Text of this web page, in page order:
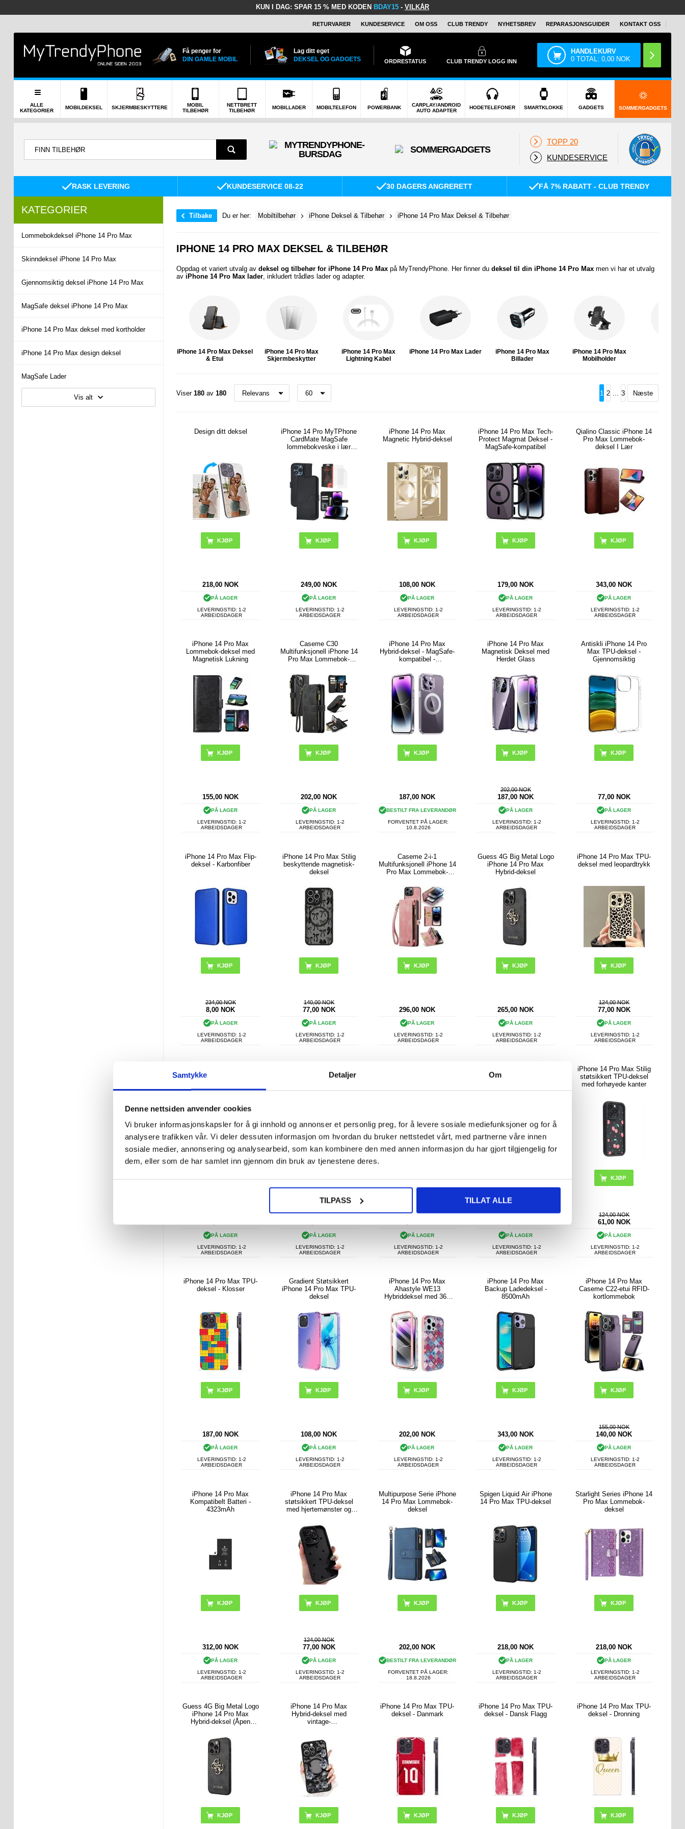
Samtykke Detaljer Om
Denne nettsiden anvender cookies
Vi bruker informasjonskapsler for å gi innhold og annonser et personlig preg, for å levere sosiale mediefunksjoner og for å
analysere trafikken vår. Vi deler dessuten informasjon om hvordan du bruker nettstedet vårt, med partnerne våre innen
sosiale medier, annonsering og analysearbeid, som kan kombinere den med annen informasjon du har gjort tilgjengelig for
dem, eller som de har samlet inn gjennom din bruk av tjenestene deres.
TILPASS TILLAT ALLE
KUN I DAG: SPAR 15 % MED KODEN BDAY15 - VILKÅR
RETURVARER KUNDESERVICE OM OSS CLUB TRENDY NYHETSBREV REPARASJONSGUIDER KONTAKT OSS
Få penger for
DIN GAMLE MOBIL
Lag ditt eget
DEKSEL OG GADGETS
ORDRESTATUS CLUB TRENDYLOGG INN
HANDLEKURV
0 TOTAL:0,00 NOK
ALLE
KATEGORIER
MOBILDEKSEL SKJERMBESKYTTERE
MOBIL
TILBEHØR
NETTBRETT
TILBEHØR
MOBILLADER MOBILTELEFON POWERBANK
CARPLAY/ANDROID
AUTO ADAPTER
HODETELEFONER SMARTKLOKKE GADGETS SOMMERGADGETS
TOPP 20
KUNDESERVICE
RASK LEVERING KUNDESERVICE 08-22 30 DAGERS ANGRERETT FÅ 7% RABATT - CLUB TRENDY
KATEGORIER
Lommebokdeksel iPhone 14 Pro Max
Skinndeksel iPhone 14 Pro Max
Gjennomsiktig deksel iPhone 14 Pro Max
MagSafe deksel iPhone 14 Pro Max
iPhone 14 Pro Max deksel med kortholder
iPhone 14 Pro Max design deksel
MagSafe Lader
Vis alt
Tilbake Du er her: Mobiltilbehør iPhone Deksel & Tilbehør iPhone 14 Pro Max Deksel & Tilbehør
IPHONE 14 PRO MAX DEKSEL & TILBEHØR
Oppdag et variert utvalg av deksel og tilbehør for iPhone 14 Pro Maxpå MyTrendyPhone. Her finnerdu deksel til din iPhone 14 Pro Maxmen vi har et utvalg
av iPhone 14 Pro Max lader, inkludert trådløs lader og adapter.
iPhone 14 Pro Max Deksel
& Etui
iPhone 14 Pro Max
Skjermbeskytter
iPhone 14 Pro Max
Lightning Kabel
iPhone 14 Pro Max Lader
iPhone 14 Pro Max
Billader
iPhone 14 Pro Max
Mobilholder
Viser 180av 180 1 2 3 Næste
Design ditt deksel
218,00 NOK
PÅ LAGER
LEVERINGSTID: 1-2
ARBEIDSDAGER
iPhone 14 Pro MyTPhone
CardMate MagSafe
lommebokveske i lær
skjermbeskytter
KJØP
249,00 NOK
PÅ LAGER
LEVERINGSTID: 1-2
ARBEIDSDAGER
iPhone 14 Pro Max
Magnetic Hybrid-deksel
KJØP
108,00 NOK
PÅ LAGER
LEVERINGSTID: 1-2
ARBEIDSDAGER
iPhone 14 Pro Max Tech-
Protect Magmat Deksel -
MagSafe-kompatibel
KJØP
179,00 NOK
PÅ LAGER
LEVERINGSTID: 1-2
ARBEIDSDAGER
Qialino Classic iPhone 14
Pro Max Lommebok-
deksel I Lær
KJØP
343,00 NOK
PÅ LAGER
LEVERINGSTID: 1-2
ARBEIDSDAGER
iPhone 14 Pro Max
Lommebok-deksel med
Magnetisk Lukning
KJØP
155,00 NOK
PÅ LAGER
LEVERINGSTID: 1-2
ARBEIDSDAGER
Caseme C30
Multifunksjonell iPhone 14
Pro Max Lommebok-
KJØP
202,00 NOK
PÅ LAGER
LEVERINGSTID: 1-2
ARBEIDSDAGER
iPhone 14 Pro Max
Hybrid-deksel - MagSafe-
kompatibel -
187,00 NOK
BESTILT FRA LEVERANDØR
FORVENTET PÅ LAGER:
10.8.2026
iPhone 14 Pro Max
Magnetisk Deksel med
Herdet Glass
KJØP
202,00 NOK
187,00 NOK
PÅ LAGER
LEVERINGSTID: 1-2
ARBEIDSDAGER
Antiskli iPhone 14 Pro
Max TPU-deksel -
Gjennomsiktig
77,00 NOK
PÅ LAGER
LEVERINGSTID: 1-2
ARBEIDSDAGER
iPhone 14 Pro Max Flip-
deksel - Karbonfiber
KJØP
234,00 NOK
8,00 NOK
PÅ LAGER
LEVERINGSTID: 1-2
ARBEIDSDAGER
iPhone 14 Pro Max Stilig
beskyttende magnetisk-
deksel
KJØP
140,00 NOK
77,00 NOK
PÅ LAGER
LEVERINGSTID: 1-2
ARBEIDSDAGER
Caseme 2-i-1
Multifunksjonell iPhone 14
Pro Max Lommebok-
KJØP
296,00 NOK
PÅ LAGER
LEVERINGSTID: 1-2
ARBEIDSDAGER
Guess 4G Big Metal Logo
iPhone 14 Pro Max
Hybrid-deksel
KJØP
265,00 NOK
PÅ LAGER
LEVERINGSTID: 1-2
ARBEIDSDAGER
iPhone 14 Pro Max TPU-
deksel med leopardtrykk
KJØP
124,00 NOK
77,00 NOK
PÅ LAGER
LEVERINGSTID: 1-2
ARBEIDSDAGER
deksel med sommerfugler
PÅ LAGER
LEVERINGSTID: 1-2
ARBEIDSDAGER
Vertikalt Flip-Deksel med
PÅ LAGER
LEVERINGSTID: 1-2
ARBEIDSDAGER
187,00 NOK
PÅ LAGER
LEVERINGSTID: 1-2
ARBEIDSDAGER
Rammeløst Plastdeksel
PÅ LAGER
LEVERINGSTID: 1-2
ARBEIDSDAGER
iPhone 14 Pro Max Stilig
støtsikkert TPU-deksel
med forhøyede kanter
KJØP
124,00 NOK
61,00 NOK
PÅ LAGER
LEVERINGSTID: 1-2
ARBEIDSDAGER
iPhone 14 Pro Max TPU-
deksel - Klosser
187,00 NOK
PÅ LAGER
LEVERINGSTID: 1-2
ARBEIDSDAGER
Gradient Støtsikkert
iPhone 14 Pro Max TPU-
deksel
KJØP
108,00 NOK
PÅ LAGER
LEVERINGSTID: 1-2
ARBEIDSDAGER
iPhone 14 Pro Max
Ahastyle WE13
Hybriddeksel med 360
KJØP
202,00 NOK
PÅ LAGER
LEVERINGSTID: 1-2
ARBEIDSDAGER
iPhone 14 Pro Max
Backup Ladedeksel -
8500mAh
KJØP
343,00 NOK
PÅ LAGER
LEVERINGSTID: 1-2
ARBEIDSDAGER
iPhone 14 Pro Max
Caseme C22-etui RFID-
kortlommebok
KJØP
155,00 NOK
140,00 NOK
PÅ LAGER
LEVERINGSTID: 1-2
ARBEIDSDAGER
iPhone 14 Pro Max
Kompatibelt Batteri -
4323mAh
312,00 NOK
PÅ LAGER
LEVERINGSTID: 1-2
ARBEIDSDAGER
iPhone 14 Pro Max
støtsikkert TPU-deksel
med hjertemønster og
KJØP
124,00 NOK
77,00 NOK
PÅ LAGER
LEVERINGSTID: 1-2
ARBEIDSDAGER
Multipurpose Serie iPhone
14 Pro Max Lommebok-
deksel
KJØP
202,00 NOK
BESTILT FRA LEVERANDØR
FORVENTET PÅ LAGER:
18.8.2026
Spigen Liquid Air iPhone
14 Pro Max TPU-deksel
KJØP
218,00 NOK
PÅ LAGER
LEVERINGSTID: 1-2
ARBEIDSDAGER
Starlight Series iPhone 14
Pro Max Lommebok-
deksel
KJØP
218,00 NOK
PÅ LAGER
LEVERINGSTID: 1-2
ARBEIDSDAGER
Guess 4G Big Metal Logo
iPhone 14 Pro Max
Hybrid-deksel (Åpen
Tilfredsstillende) - Svart
iPhone 14 Pro Max
Hybrid-deksel med
vintage-
Svart
iPhone 14 Pro Max TPU-
deksel - Danmark
iPhone 14 Pro Max TPU-
deksel - Dansk Flagg
iPhone 14 Pro Max TPU-
deksel - Dronning